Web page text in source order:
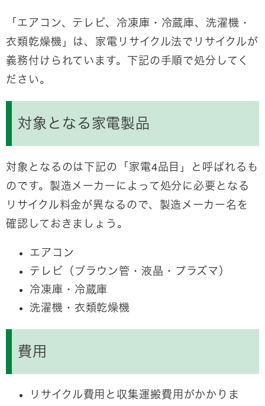
「エアコン、テレビ、冷凍庫・冷蔵庫、洗濯機・
衣類乾燥機」は、家電リサイクル法でリサイクルが
義務付けられています。下記の手順で処分してく
ださい。
対象となる家電製品
対象となるのは下記の「家電4品目」と呼ばれるも
のです。製造メーカーによって処分に必要となる
リサイクル料金が異なるので、製造メーカー名を
確認しておきましょう。
エアコン
テレビ（ブラウン管・液晶・プラズマ）
冷凍庫・冷蔵庫
洗濯機・衣類乾燥機
費用
リサイクル費用と収集運搬費用がかかりま